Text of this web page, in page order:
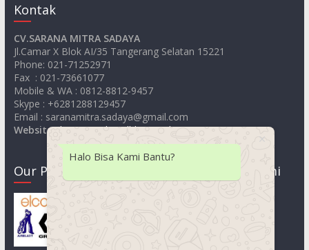
Kontak
CV.SARANA MITRA SADAYA
Jl.Camar X Blok AI/35 Tangerang Selatan 15221
Phone: 021-71252971
Fax : 021-73661077
Mobile & WA : 0812-8812-9457
Skype : +6281288129457
Email : saranamitra.sadaya@gmail.com
Website:https://jualsandblastingelcometer.com
Our Product Lokasi Kami
Halo Bisa Kami Bantu?